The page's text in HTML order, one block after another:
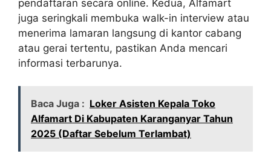
pendaftaran secara online. Kedua, Alfamart
juga seringkali membuka walk-in interview atau
menerima lamaran langsung di kantor cabang
atau gerai tertentu, pastikan Anda mencari
informasi terbarunya.
Baca Juga : Loker Asisten Kepala Toko
Alfamart Di Kabupaten Karanganyar Tahun
2025 (Daftar Sebelum Terlambat)